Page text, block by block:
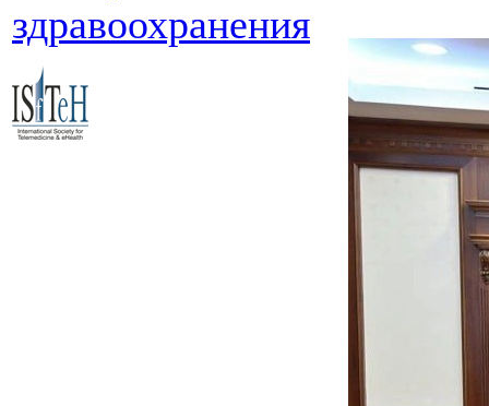
здравоохранения